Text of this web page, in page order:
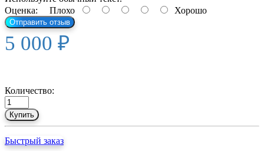
Оценка: Плохо Хорошо
Отправить отзыв
5 000 ₽
Количество:
Купить
Быстрый заказ